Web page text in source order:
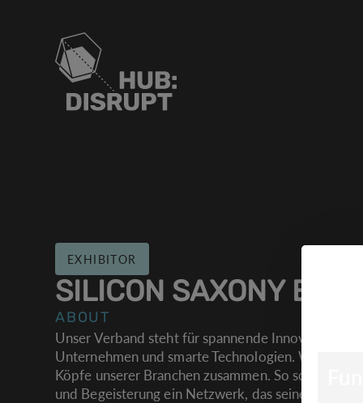
EXHIBITOR
SILICON SAXONY E.V.
ABOUT
Unser Verband steht für spannende Innovationen,
Unternehmen und smarte Technologien. Wir
Köpfe unserer Branchen zusammen. So schaffen
und Begeisterung ein Netzwerk, das seinesgleichen